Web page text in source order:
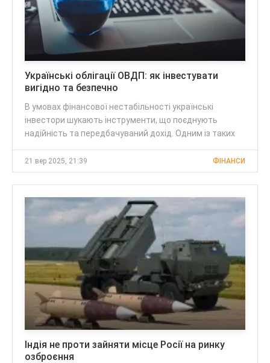
Українські облігації ОВДП: як інвестувати
вигідно та безпечно
В умовах фінансової нестабільності українські
інвестори шукають інструменти, що поєднують
надійність та передбачуваний дохід. Одним із таких
21 вер 2025, 21:39 ФІНАНСИ
Індія не проти зайняти місце Росії на ринку
озброєння